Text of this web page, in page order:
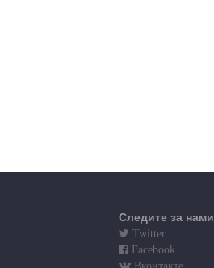
Следите за нами
Twitter
Facebook
Вконтакте